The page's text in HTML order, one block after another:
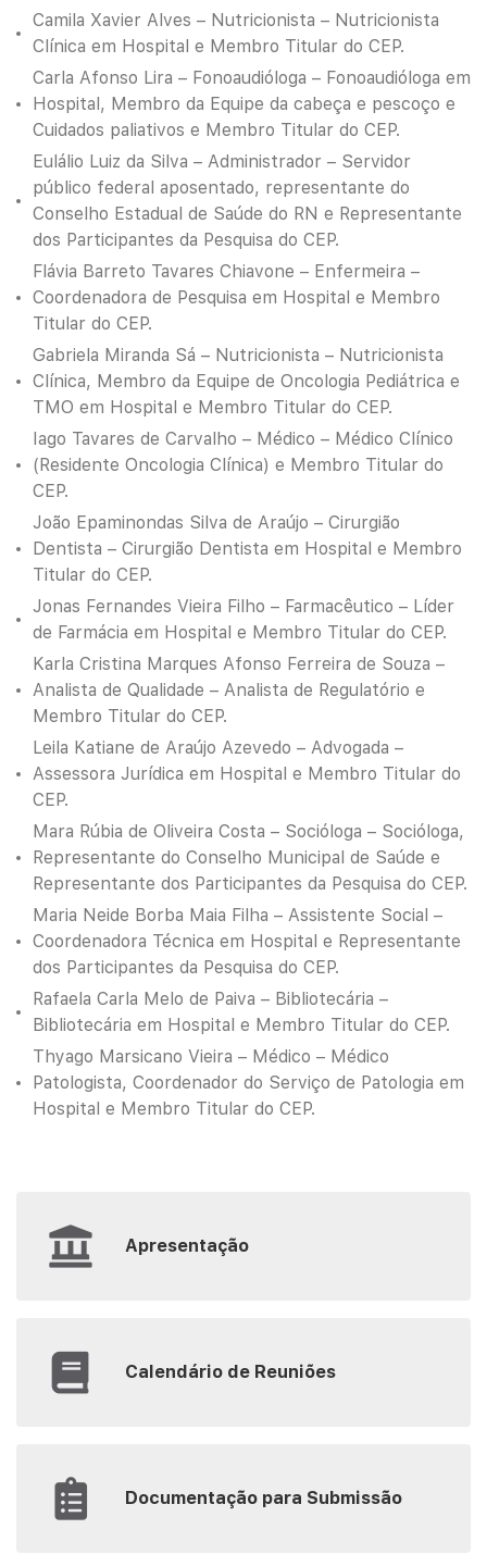
Camila Xavier Alves – Nutricionista – Nutricionista
Clínica em Hospital e Membro Titular do CEP.
Carla Afonso Lira – Fonoaudióloga – Fonoaudióloga em
Hospital, Membro da Equipe da cabeça e pescoço e
Cuidados paliativos e Membro Titular do CEP.
Eulálio Luiz da Silva – Administrador – Servidor
público federal aposentado, representante do
Conselho Estadual de Saúde do RN e Representante
dos Participantes da Pesquisa do CEP.
Flávia Barreto Tavares Chiavone – Enfermeira –
Coordenadora de Pesquisa em Hospital e Membro
Titular do CEP.
Gabriela Miranda Sá – Nutricionista – Nutricionista
Clínica, Membro da Equipe de Oncologia Pediátrica e
TMO em Hospital e Membro Titular do CEP.
Iago Tavares de Carvalho – Médico – Médico Clínico
(Residente Oncologia Clínica) e Membro Titular do
CEP.
João Epaminondas Silva de Araújo – Cirurgião
Dentista – Cirurgião Dentista em Hospital e Membro
Titular do CEP.
Jonas Fernandes Vieira Filho – Farmacêutico – Líder
de Farmácia em Hospital e Membro Titular do CEP.
Karla Cristina Marques Afonso Ferreira de Souza –
Analista de Qualidade – Analista de Regulatório e
Membro Titular do CEP.
Leila Katiane de Araújo Azevedo – Advogada –
Assessora Jurídica em Hospital e Membro Titular do
CEP.
Mara Rúbia de Oliveira Costa – Socióloga – Socióloga,
Representante do Conselho Municipal de Saúde e
Representante dos Participantes da Pesquisa do CEP.
Maria Neide Borba Maia Filha – Assistente Social –
Coordenadora Técnica em Hospital e Representante
dos Participantes da Pesquisa do CEP.
Rafaela Carla Melo de Paiva – Bibliotecária –
Bibliotecária em Hospital e Membro Titular do CEP.
Thyago Marsicano Vieira – Médico – Médico
Patologista, Coordenador do Serviço de Patologia em
Hospital e Membro Titular do CEP.
Apresentação
Calendário de Reuniões
Documentação para Submissão